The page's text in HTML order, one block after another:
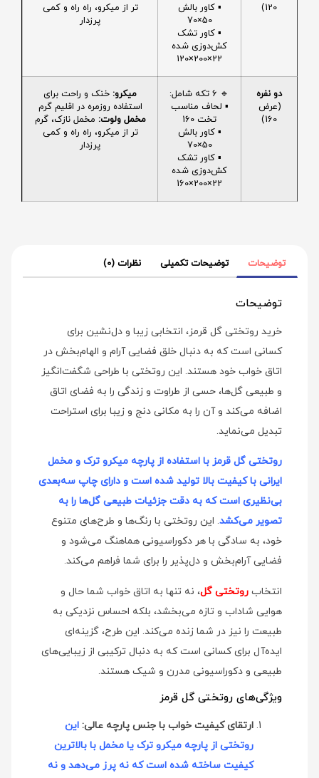
120)
▪️ کاور بالش
50×70
▪️ کاور تشک
کش‌دوزی شده
22×200×120
تر از میکرو، راه راه و کمی
پرزدار
دو نفره
(عرض
160)
🔹 6 تکه شامل:
▪️ لحاف مناسب
تخت 160
▪️ کاور بالش
50×70
▪️ کاور تشک
کش‌دوزی شده
22×200×160
میکرو: خنک و راحت برای
استفاده روزمره در اقلیم گرم
مخمل ولوت: مخمل نازک، گرم
تر از میکرو، راه راه و کمی
پرزدار
توضیحات توضیحات تکمیلی نظرات (0)
توضیحات
خرید روتختی گل قرمز، انتخابی زیبا و دل‌نشین برای
کسانی است که به دنبال خلق فضایی آرام و الهام‌بخش در
اتاق خواب خود هستند. این روتختی با طراحی شگفت‌انگیز
و طبیعی گل‌ها، حسی از طراوت و زندگی را به فضای اتاق
اضافه می‌کند و آن را به مکانی دنج و زیبا برای استراحت
تبدیل می‌نماید.
روتختی گل قرمز با استفاده از پارچه میکرو ترک و مخمل
ایرانی با کیفیت بالا تولید شده است و دارای چاپ سه‌بعدی
بی‌نظیری است که به دقت جزئیات طبیعی گل‌ها را به
تصویر می‌کشد. این روتختی با رنگ‌ها و طرح‌های متنوع
خود، به سادگی با هر دکوراسیونی هماهنگ می‌شود و
فضایی آرام‌بخش و دل‌پذیر را برای شما فراهم می‌کند.
انتخاب روتختی گل، نه تنها به اتاق خواب شما حال و
هوایی شاداب و تازه می‌بخشد، بلکه احساس نزدیکی به
طبیعت را نیز در شما زنده می‌کند. این طرح، گزینه‌ای
ایده‌آل برای کسانی است که به دنبال ترکیبی از زیبایی‌های
طبیعی و دکوراسیونی مدرن و شیک هستند.
ویژگی‌های روتختی گل قرمز
ارتقای کیفیت خواب با جنس پارچه عالی: این
روتختی از پارچه میکرو ترک یا مخمل با بالاترین
کیفیت ساخته شده است که نه پرز می‌دهد و نه